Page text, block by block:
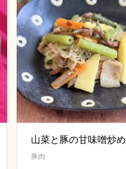
山菜と豚の甘味噌炒め
豚肉